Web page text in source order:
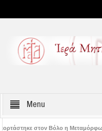
Menu
η Μεταμόρφωση(video)